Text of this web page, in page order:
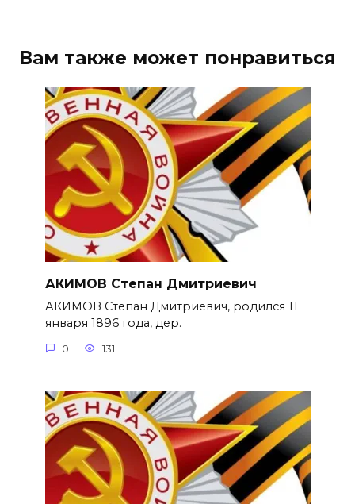
Вам также может понравиться
АКИМОВ Степан Дмитриевич
АКИМОВ Степан Дмитриевич, родился 11
января 1896 года, дер.
0 131